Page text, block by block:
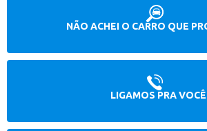
NÃO ACHEI O CARRO QUE
LIGAMOS PRA VOCÊ